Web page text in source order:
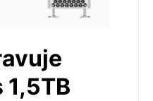
1,5TB